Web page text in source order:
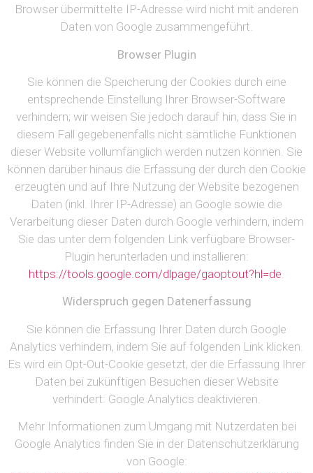
Browser übermittelte IP-Adresse wird nicht mit anderen
Daten von Google zusammengeführt.
Browser Plugin
Sie können die Speicherung der Cookies durch eine
entsprechende Einstellung Ihrer Browser-Software
verhindern; wir weisen Sie jedoch darauf hin, dass Sie in
diesem Fall gegebenenfalls nicht sämtliche Funktionen
dieser Website vollumfänglich werden nutzen können. Sie
können darüber hinaus die Erfassung der durch den Cookie
erzeugten und auf Ihre Nutzung der Website bezogenen
Daten (inkl. Ihrer IP-Adresse) an Google sowie die
Verarbeitung dieser Daten durch Google verhindern, indem
Sie das unter dem folgenden Link verfügbare Browser-
Plugin herunterladen und installieren:
https://tools.google.com/dlpage/gaoptout?hl=de.
Widerspruch gegen Datenerfassung
Sie können die Erfassung Ihrer Daten durch Google
Analytics verhindern, indem Sie auf folgenden Link klicken.
Es wird ein Opt-Out-Cookie gesetzt, der die Erfassung Ihrer
Daten bei zukünftigen Besuchen dieser Website
verhindert: Google Analytics deaktivieren
Mehr Informationen zum Umgang mit Nutzerdaten bei
Google Analytics finden Sie in der Datenschutzerklärung
von Google: